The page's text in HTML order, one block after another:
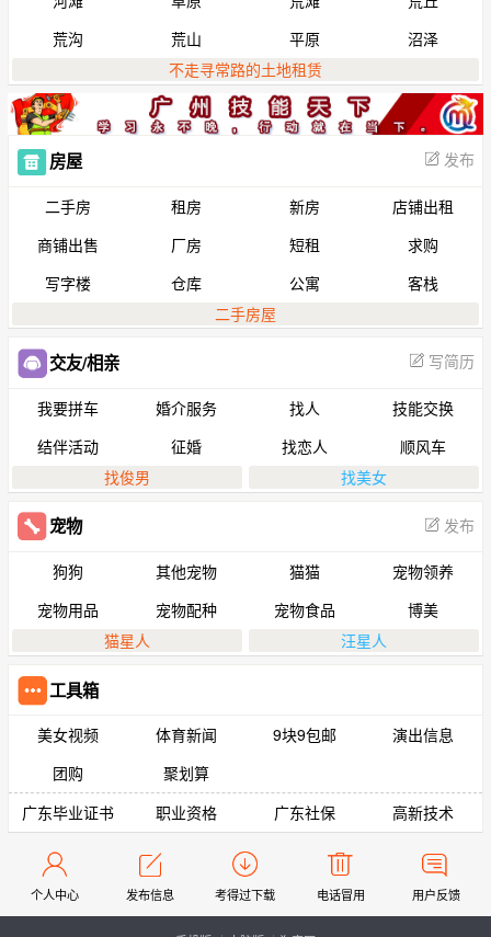
荒沟
荒山 平原
沼泽
不走寻常路的土地租赁
房屋 发布
二手房 租房 新房
店铺出租
商铺出售
厂房 短租
求购
写字楼
仓库 公寓
客栈
二手房屋
交友/相亲 写简历
我要拼车 婚介服务 找人
技能交换
结伴活动
征婚 找恋人
顺风车
找俊男
找美女
宠物 发布
狗狗 其他宠物 猫猫
宠物领养
宠物用品
宠物配种 宠物食品
博美
猫星人
汪星人
工具箱
美女视频 体育新闻 9块9包邮
演出信息
团购
聚划算
广东毕业证书
职业资格 广东社保 高新技术
个人中心 发布信息 考得过下载 电话冒用 用户反馈